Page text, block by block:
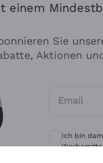
Antinori
Ca' del
einem
Sie
Aktionen
Email
Optionale
Ich bin